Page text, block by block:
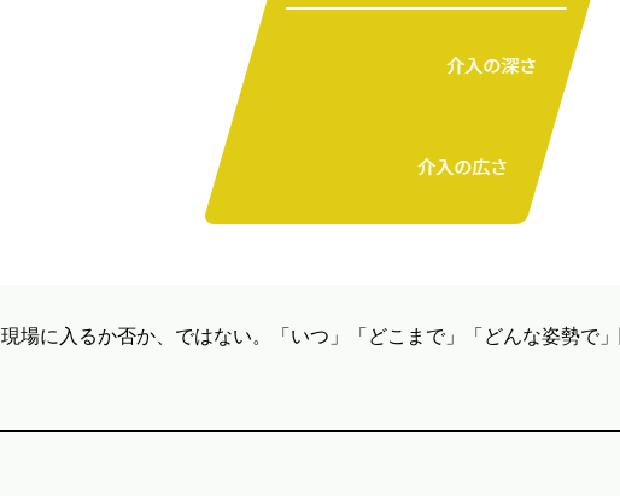
現場に入るか否か、ではない。「いつ」「どこまで」「どんな姿勢で